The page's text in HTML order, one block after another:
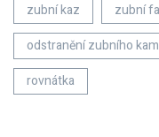
zubní kaz
zubní
odstranění zubního
rovnátka